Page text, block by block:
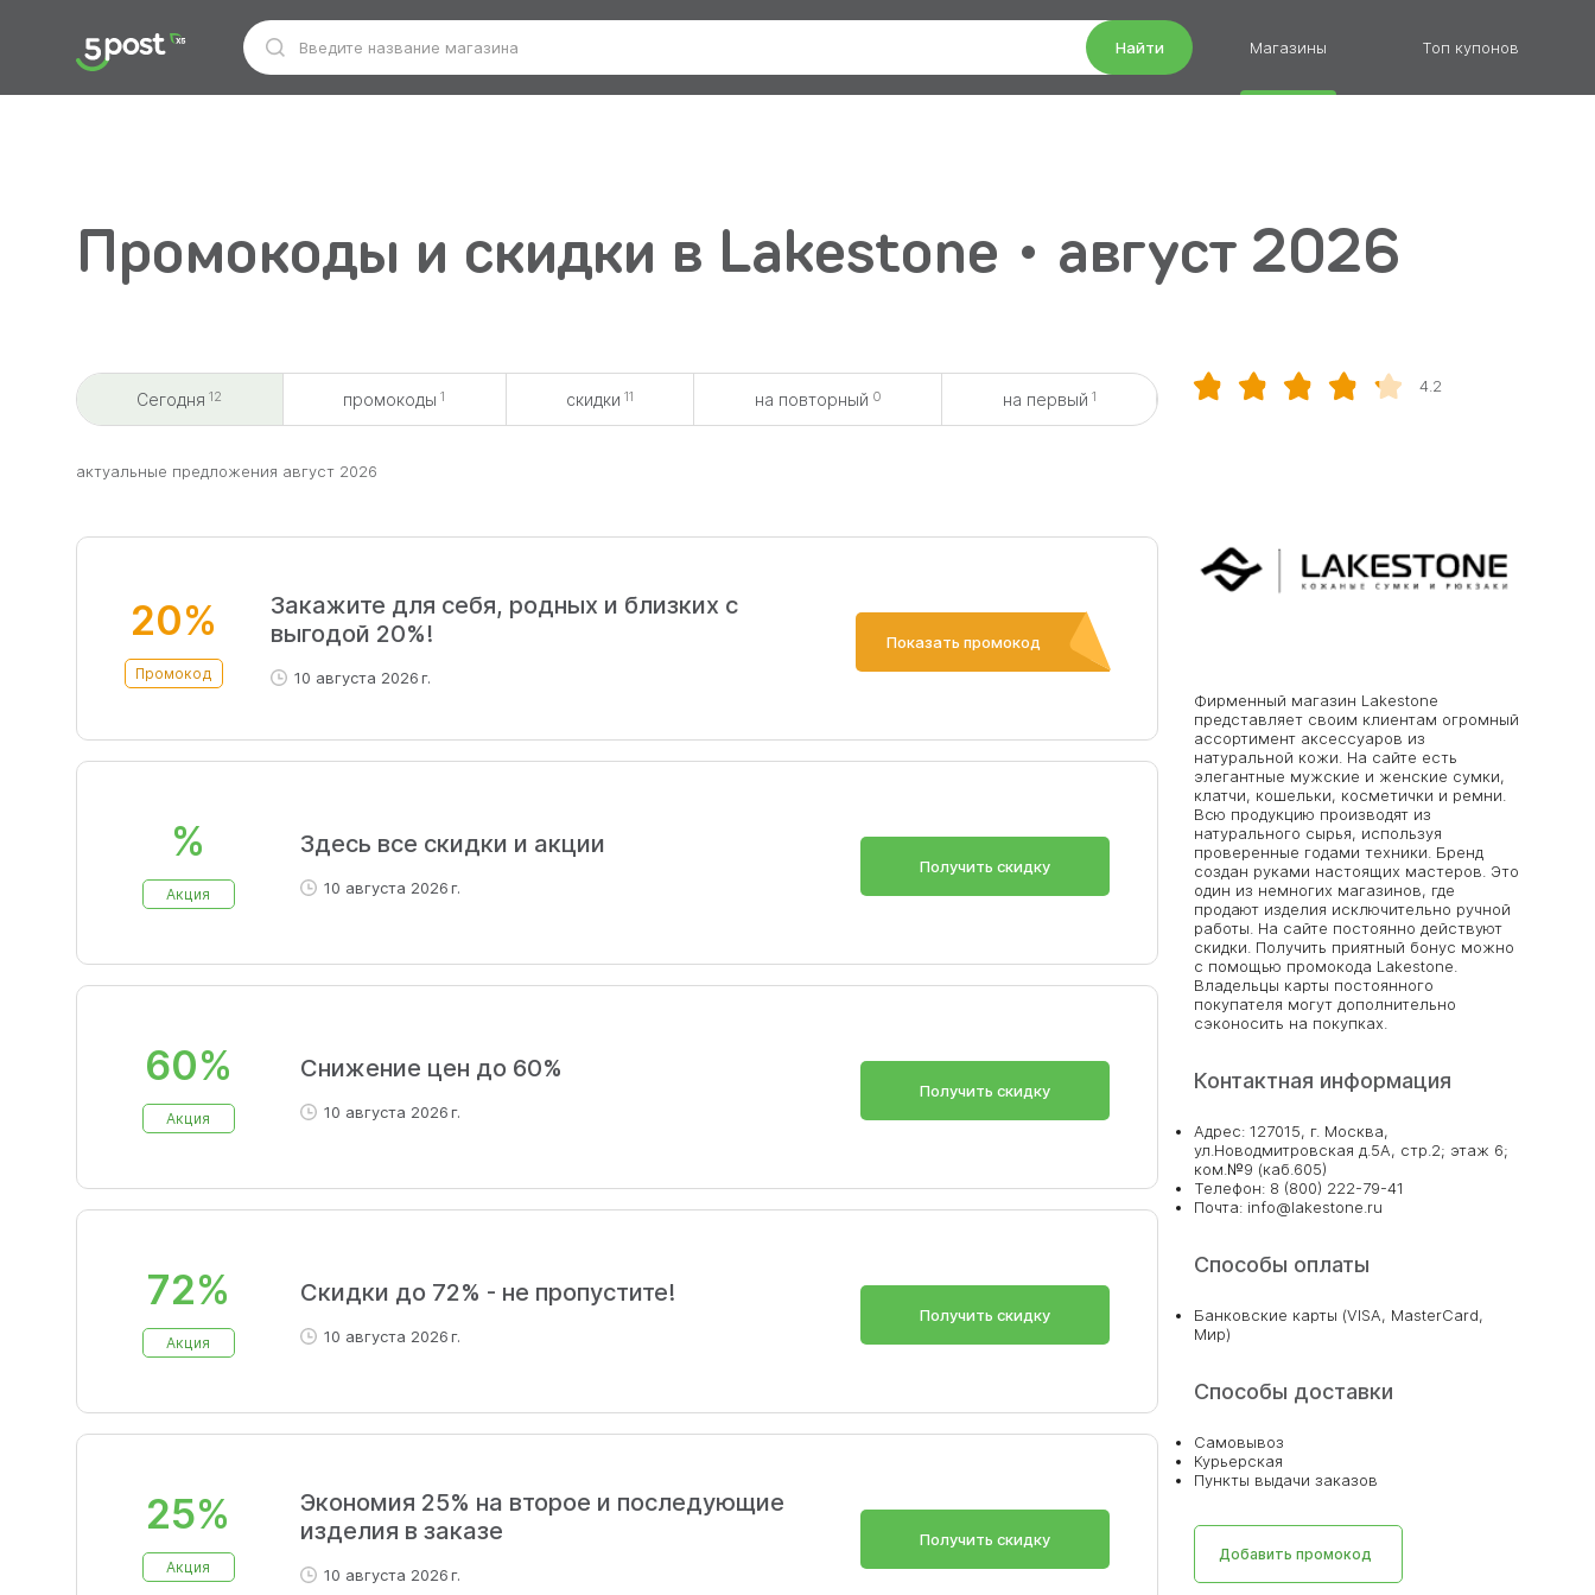
Найти Магазины Топ купонов
Промокоды и скидки в Lakestone • август 2026
Сегодня 12 промокоды 1 скидки 11 на повторный 0 на первый 1
aктуальные предложения август 2026
20%
Промокод
Закажите для себя, родных и близких с
выгодой 20%!
10 августа 2026 г.
Показать промокод
%
Акция
Здесь все скидки и акции
10 августа 2026 г.
Получить скидку
60%
Акция
Снижение цен до 60%
10 августа 2026 г.
Получить скидку
72%
Акция
Скидки до 72% - не пропустите!
10 августа 2026 г.
Получить скидку
25%
Акция
Экономия 25% на второе и последующие
изделия в заказе
10 августа 2026 г.
Получить скидку
4.2
Фирменный магазин Lakestone
представляет своим клиентам огромный
ассортимент аксессуаров из
натуральной кожи. На сайте есть
элегантные мужские и женские сумки,
клатчи, кошельки, косметички и ремни.
Всю продукцию производят из
натурального сырья, используя
проверенные годами техники. Бренд
создан руками настоящих мастеров. Это
один из немногих магазинов, где
продают изделия исключительно ручной
работы. На сайте постоянно действуют
скидки. Получить приятный бонус можно
с помощью промокода Lakestone.
Владельцы карты постоянного
покупателя могут дополнительно
сэконосить на покупках.
Контактная информация
Адрес: 127015, г. Москва,
ул.Новодмитровская д.5А, стр.2; этаж 6;
ком.№9 (каб.605)
Телефон: 8 (800) 222-79-41
Почта: info@lakestone.ru
Способы оплаты
Банковские карты (VISA, MasterCard,
Мир)
Способы доставки
Самовывоз
Курьерская
Пункты выдачи заказов
Добавить промокод